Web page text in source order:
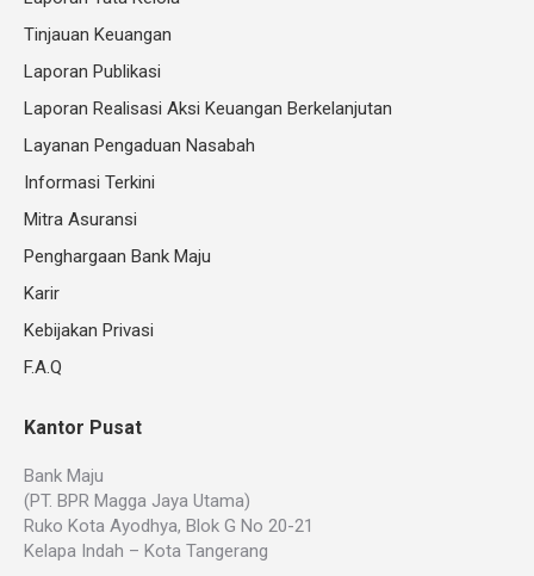
Tinjauan Keuangan
Laporan Publikasi
Laporan Realisasi Aksi Keuangan Berkelanjutan
Layanan Pengaduan Nasabah
Informasi Terkini
Mitra Asuransi
Penghargaan Bank Maju
Karir
Kebijakan Privasi
F.A.Q
Kantor Pusat
Bank Maju
(PT. BPR Magga Jaya Utama)
Ruko Kota Ayodhya, Blok G No 20-21
Kelapa Indah – Kota Tangerang